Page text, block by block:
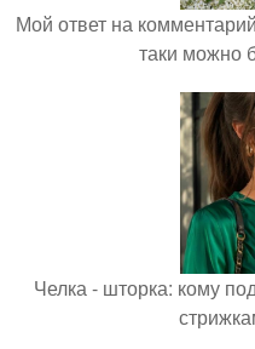
Мой ответ на
таки можно
Челка - шторка: кому